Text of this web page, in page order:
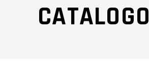
CATALOGO